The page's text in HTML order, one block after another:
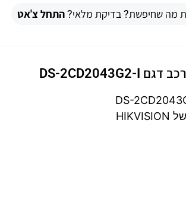
מה שחיפשת? בדיקת מלאי?התחל צ'אט